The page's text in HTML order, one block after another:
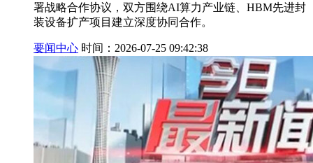
署战略合作协议，双方围绕AI算力产业链、HBM先进封
装设备扩产项目建立深度协同合作。
要闻中心 时间：2026-07-25 09:42:38